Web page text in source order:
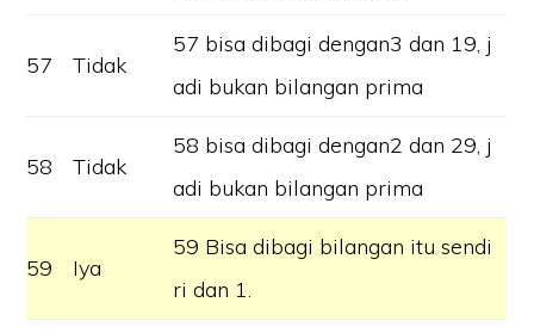
57 Tidak
57 bisa dibagi dengan3 dan 19, j
adi bukan bilangan prima
58 Tidak
58 bisa dibagi dengan2 dan 29, j
adi bukan bilangan prima
59 Iya
59 Bisa dibagi bilangan itu sendi
ri dan 1.